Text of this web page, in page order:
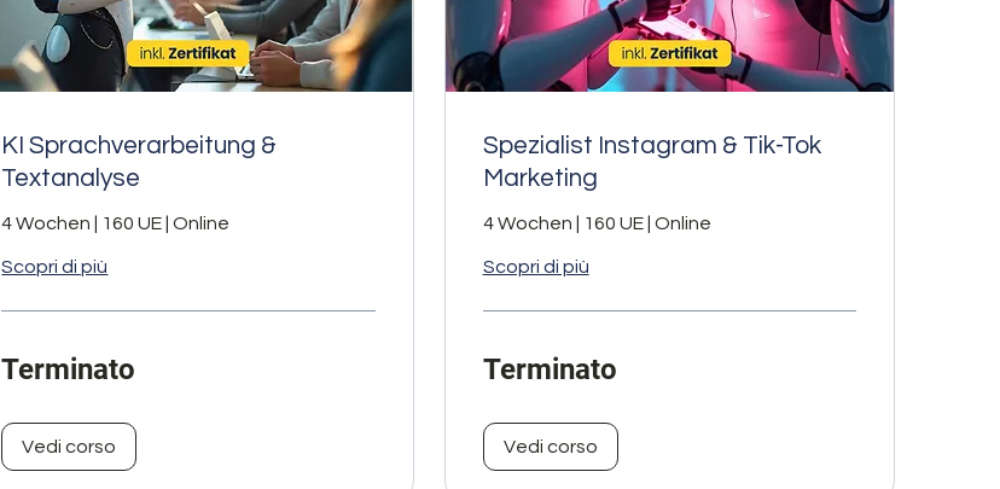
KI Sprachverarbeitung &
Textanalyse
4 Wochen | 160 UE | Online
Scopri di più
Terminato
Vedi corso
Spezialist Instagram & Tik-Tok
Marketing
4 Wochen | 160 UE | Online
Scopri di più
Terminato
Vedi corso